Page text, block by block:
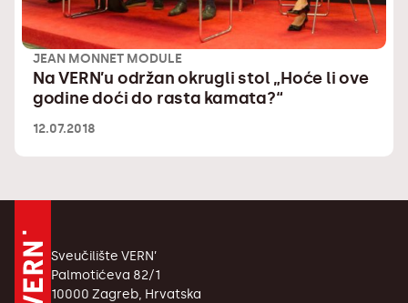
JEAN MONNET MODULE
Na VERN’u održan okrugli stol „Hoće li ove
godine doći do rasta kamata?“
12.07.2018
Sveučilište VERN’
Palmotićeva 82/1
10000 Zagreb, Hrvatska